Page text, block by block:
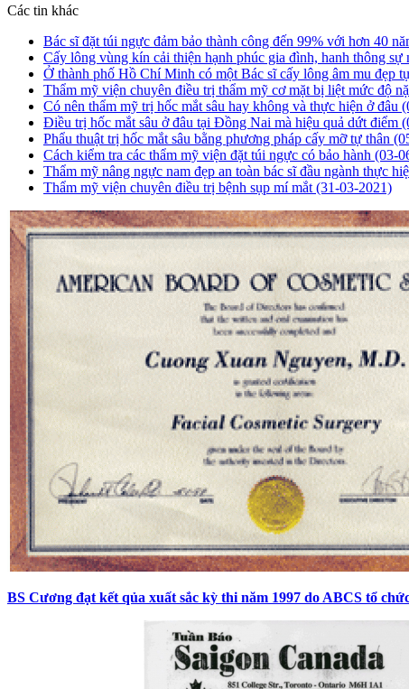
Các tin khác
Bác sĩ đặt túi ngực đảm bảo thành công đến 99% với hơn 40
Cấy lông vùng kín cải thiện hạnh phúc gia đình, hanh thông sự
Ở thành phố Hồ Chí Minh có một Bác sĩ cấy lông âm mu đẹp
Thẩm mỹ viện chuyên điều trị thẩm mỹ cơ mặt bị liệt mức độ
Có nên thẩm mỹ trị hốc mắt sâu hay không và thực hiện ở đâu
Điều trị hốc mắt sâu ở đâu tại Đồng Nai mà hiệu quả dứt điểm
Phẩu thuật trị hốc mắt sâu bằng phương pháp cấy mỡ tự thân
Cách kiểm tra các thẩm mỹ viện đặt túi ngực có bảo hành (03-
Thẩm mỹ nâng ngực nam đẹp an toàn bác sĩ đầu ngành thực
Thẩm mỹ viện chuyên điều trị bệnh sụp mí mắt (31-03-2021)
BS Cương đạt kết qủa xuất sắc kỳ thi năm 1997 do ABCS tổ